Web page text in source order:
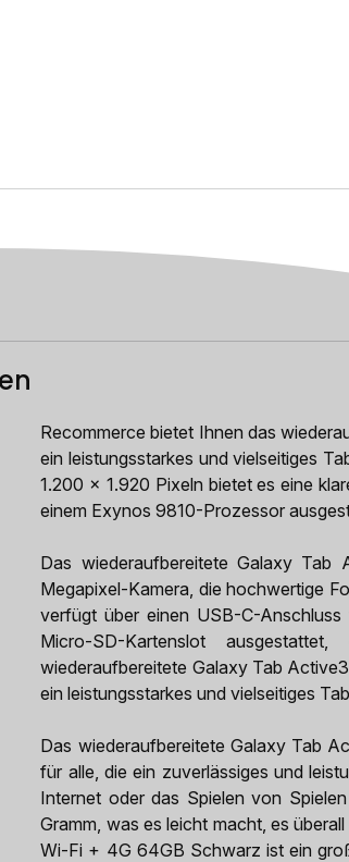
Recommerce bietet Ihnen das
ein leistungsstarkes und vielseitiges
1.200 x 1.920 Pixeln bietet es eine
einem Exynos 9810-Prozessor
Das wiederaufbereitete Galaxy
Megapixel-Kamera, die hochwertige
verfügt über einen USB-C-
Micro-SD-Kartenslot
wiederaufbereitete Galaxy Tab
ein leistungsstarkes und vielseitiges
Das wiederaufbereitete Galaxy Tab
für alle, die ein zuverlässiges und
Internet oder das Spielen von
Gramm, was es leicht macht, es
Wi-Fi + 4G 64GB Schwarz ist ein